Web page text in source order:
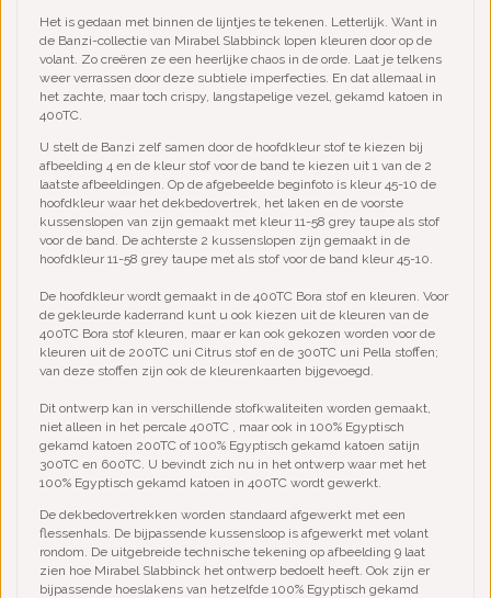
Het is gedaan met binnen de lijntjes te tekenen. Letterlijk. Want in
de Banzi-collectie van Mirabel Slabbinck lopen kleuren door op de
volant. Zo creëren ze een heerlijke chaos in de orde. Laat je telkens
weer verrassen door deze subtiele imperfecties. En dat allemaal in
het zachte, maar toch crispy, langstapelige vezel, gekamd katoen in
400TC
U stelt de Banzi zelf samen door de hoofdkleur stof te kiezen bij
afbeelding 4 en de kleur stof voor de band te kiezen uit 1 van de 2
laatste afbeeldingen. Op de afgebeelde beginfoto is kleur 45-10 de
hoofdkleur waar het dekbedovertrek, het laken en de voorste
kussenslopen van zijn gemaakt met kleur 11-58 grey taupe als stof
voor de band. De achterste 2 kussenslopen zijn gemaakt in de
hoofdkleur 11-58 grey taupe met als stof voor de band kleur 45-10.
De hoofdkleur wordt gemaakt in de 400TC Bora stof en kleuren. Voor
de gekleurde kaderrand kunt u ook kiezen uit de kleuren van de
400TC Bora stof kleuren, maar er kan ook gekozen worden voor de
kleuren uit de 200TC uni Citrus stof en de 300TC uni Pella stoffen;
van deze stoffen zijn ook de kleurenkaarten bijgevoegd.
Dit ontwerp kan in verschillende stofkwaliteiten worden gemaakt,
niet alleen in het percale 400TC , maar ook in 100% Egyptisch
gekamd katoen 200TC of 100% Egyptisch gekamd katoen satijn
300TC en 600TC. U bevindt zich nu in het ontwerp waar met het
100% Egyptisch gekamd katoen in 400TC wordt gewerkt.
De dekbedovertrekken worden standaard afgewerkt met een
flessenhals. De bijpassende kussensloop is afgewerkt met volant
rondom. De uitgebreide technische tekening op afbeelding 9 laat
zien hoe Mirabel Slabbinck het ontwerp bedoelt heeft. Ook zijn er
bijpassende hoeslakens van hetzelfde 100% Egyptisch gekamd